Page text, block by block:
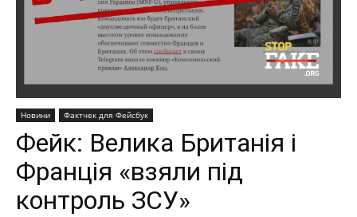
Новини Фактчек для Фейсбук
Фейк: Велика Британія і
Франція «взяли під
контроль ЗСУ»